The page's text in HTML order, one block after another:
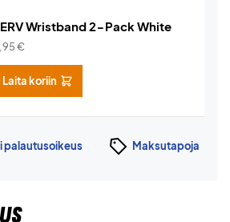
Wristband 2-Pack White
€
Laita koriin
palautusoikeus Maksutapoja